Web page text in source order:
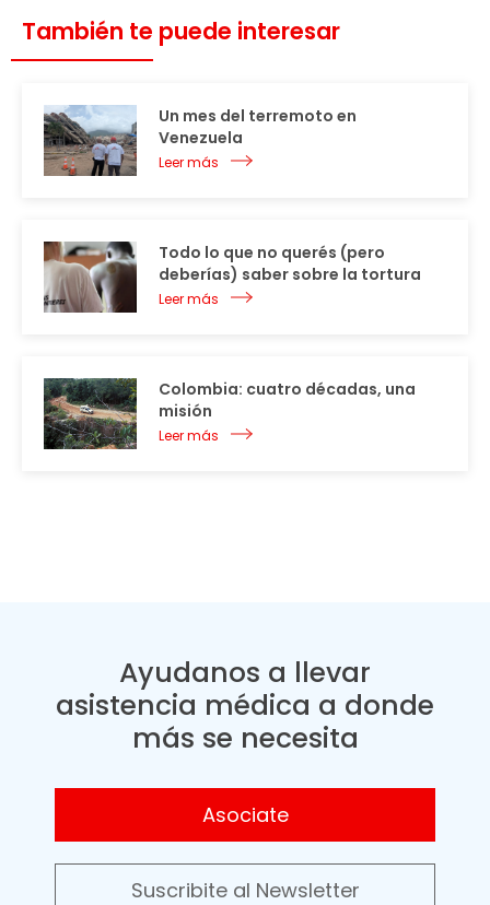
También te puede interesar
Un mes del terremoto en
Venezuela
Leer más
Todo lo que no querés (pero
deberías) saber sobre la tortura
Leer más
Colombia: cuatro décadas, una
misión
Leer más
Ayudanos a llevar
asistencia médica a donde
más se necesita
Asociate
Suscribite al Newsletter